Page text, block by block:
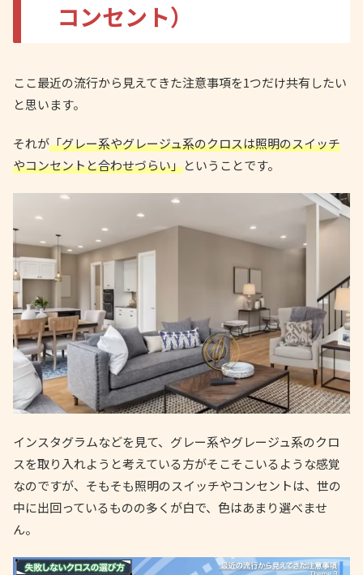
コンセント）
ここ最近の流行から見えてきた注意事項を1つだけ共有したい
と思います。
それが「グレー系やグレージュ系のクロスは照明のスイッチ
やコンセントと合わせづらい」ということです。
インスタグラムなどを見て、グレー系やグレージュ系のクロ
スを取り入れようと考えている方がそこそこいるような感覚
なのですが、そもそも照明のスイッチやコンセントは、世の
中に出回っているものの多くが白で、色はあまり選べませ
ん。